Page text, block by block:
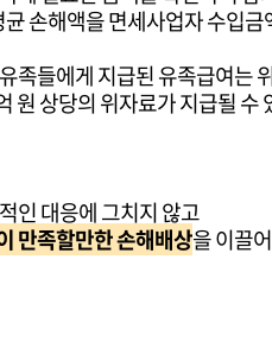
손해액을 면세사업자 수입
족들에게 지급된 유족급여는
원 상당의 위자료가 지급될 수
인 대응에 그치지 않고
만족할만한 손해배상을 이끌